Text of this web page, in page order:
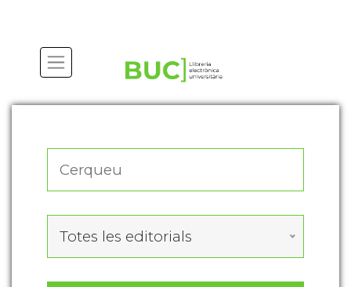
Totes les editorials